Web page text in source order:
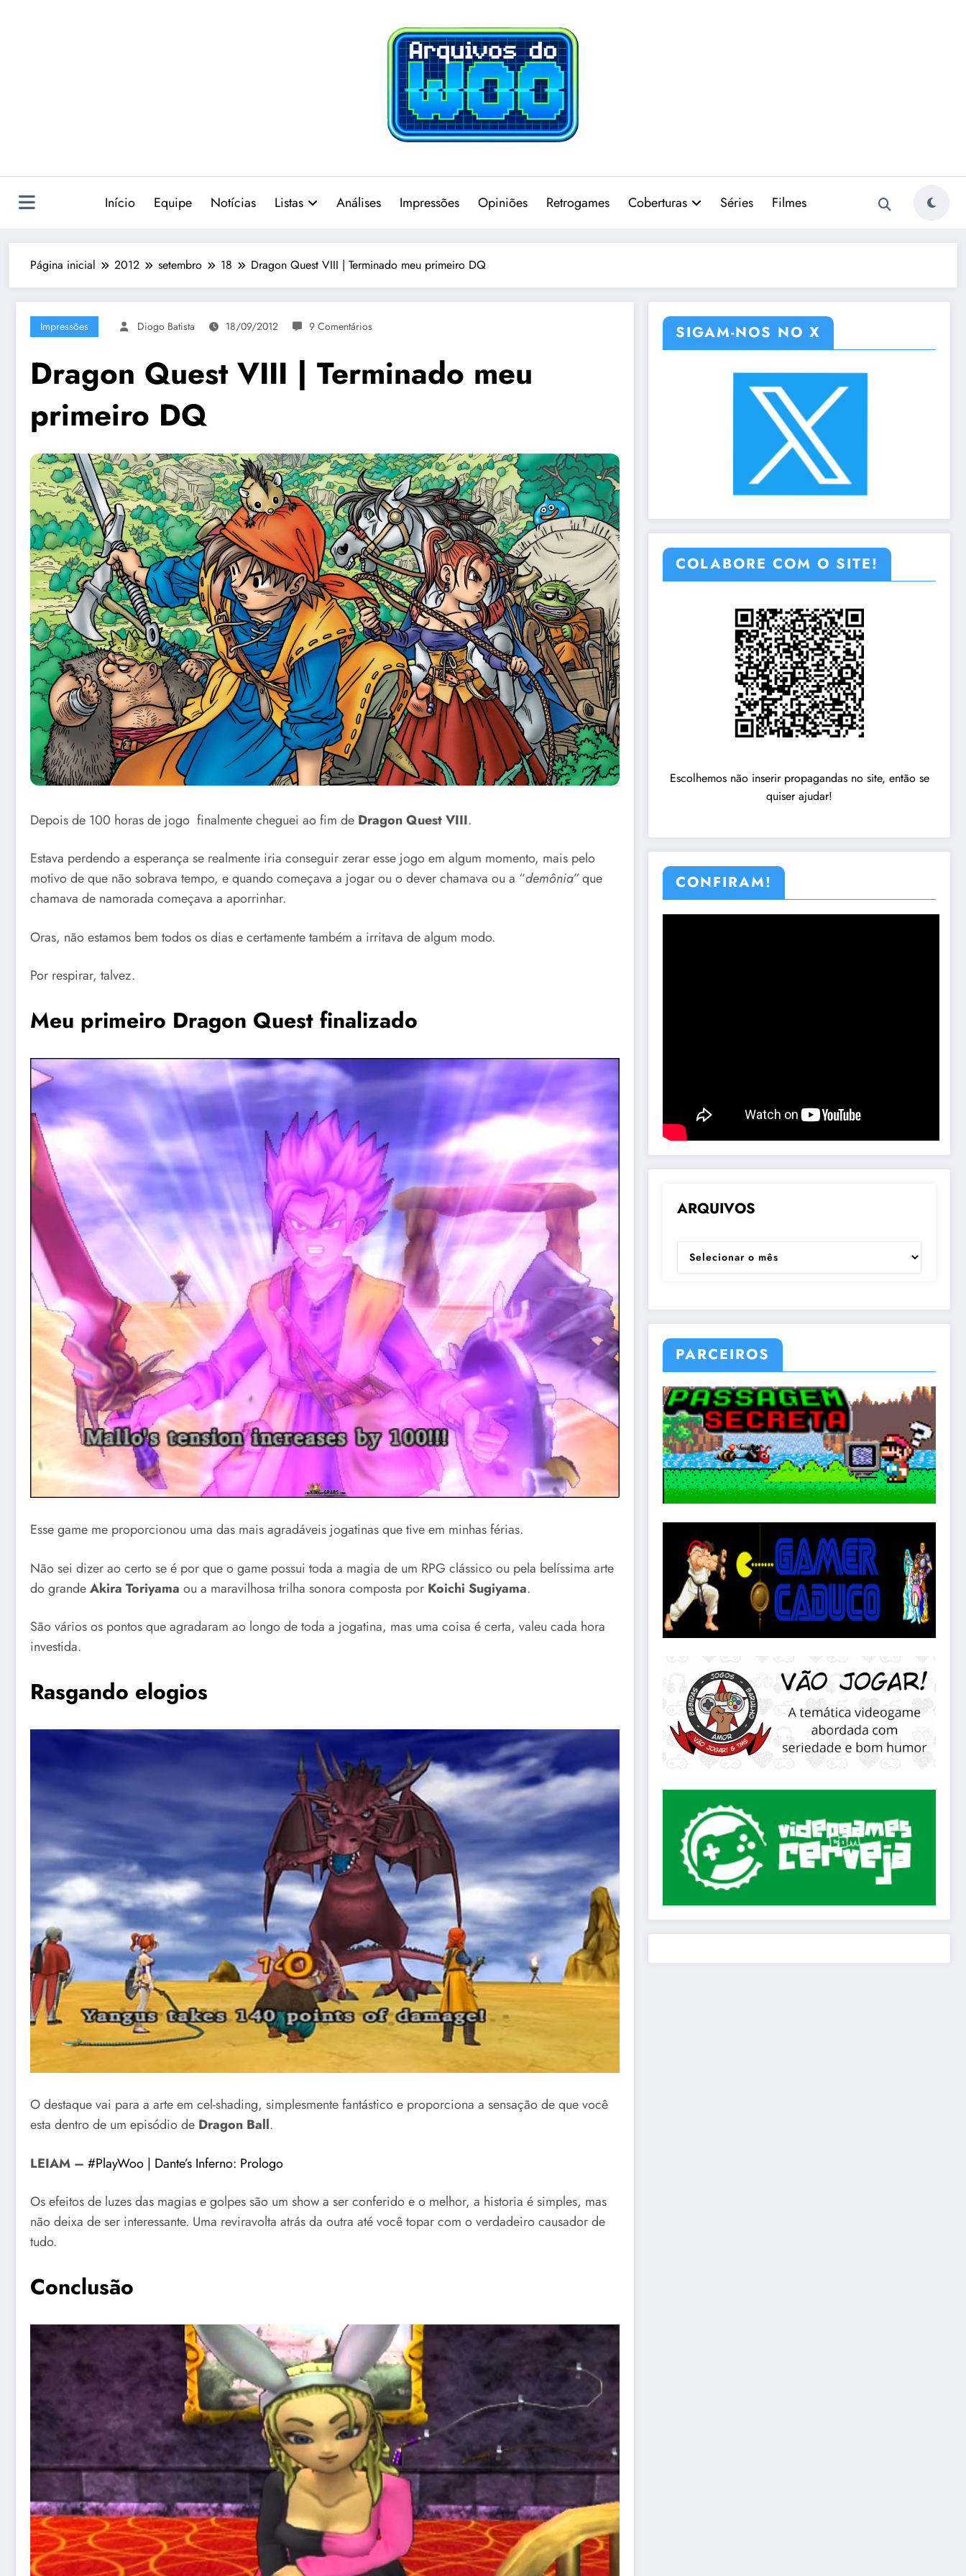
Início Equipe Notícias Listas Análises Impressões Opiniões Retrogames Coberturas Séries Filmes
Página inicial 2012 setembro 18 Dragon Quest VIII | Terminado meu primeiro DQ
Impressões Diogo Batista 18/09/2012 9 Comentários
Dragon Quest VIII | Terminado meu
primeiro DQ
Depois de 100 horas de jogo finalmente cheguei ao fim de Dragon Quest VIII.
Estava perdendo a esperança se realmente iria conseguir zerar esse jogo em algum momento, mais pelo
motivo de que não sobrava tempo, e quando começava a jogar ou o dever chamava ou a “demônia”que
chamava de namorada começava a aporrinhar.
Oras, não estamos bem todos os dias e certamente também a irritava de algum modo.
Por respirar, talvez.
Meu primeiro Dragon Quest finalizado
Esse game me proporcionou uma das mais agradáveis jogatinas que tive em minhas férias.
Não sei dizer ao certo se é por que o game possui toda a magia de um RPG clássico ou pela belíssima arte
do grandeAkira Toriyama ou a maravilhosa trilha sonora composta por Koichi Sugiyama.
São vários os pontos que agradaram ao longo de toda a jogatina, mas uma coisa é certa, valeu cada hora
investida.
Rasgando elogios
O destaque vai para a arte em cel-shading, simplesmente fantástico e proporciona a sensação de que você
esta dentro de um episódio de Dragon Ball.
LEIAM – #PlayWoo | Dante’s Inferno: Prologo
Os efeitos de luzes das magias e golpes são um show a ser conferido e o melhor, a historia é simples, mas
não deixa de ser interessante. Uma reviravolta atrás da outra até você topar com o verdadeiro causador de
tudo.
Conclusão
SIGAM-NOS NO X
COLABORE COM O SITE!
Escolhemos não inserir propagandas no site, então se
quiser ajudar!
CONFIRAM!
ARQUIVOS
ARQUIVOS
PARCEIROS